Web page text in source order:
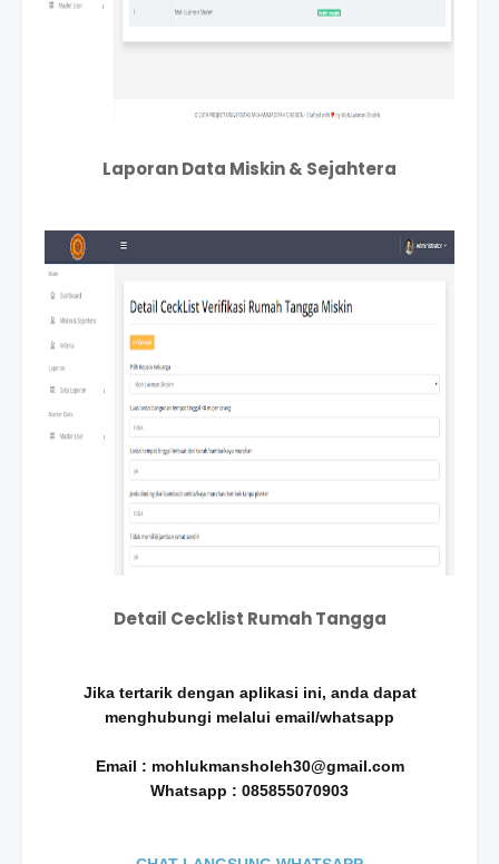
Laporan Data Miskin & Sejahtera
Detail Cecklist Rumah Tangga
Jika tertarik dengan aplikasi ini, anda dapat
menghubungi melalui email/whatsapp
Email : mohlukmansholeh30@gmail.com
Whatsapp : 085855070903